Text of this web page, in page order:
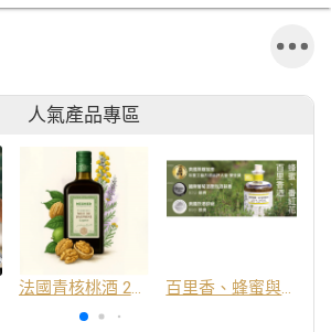
人氣產品專區
法國青核桃酒 25% 百里香、蜂蜜與番紅花酒